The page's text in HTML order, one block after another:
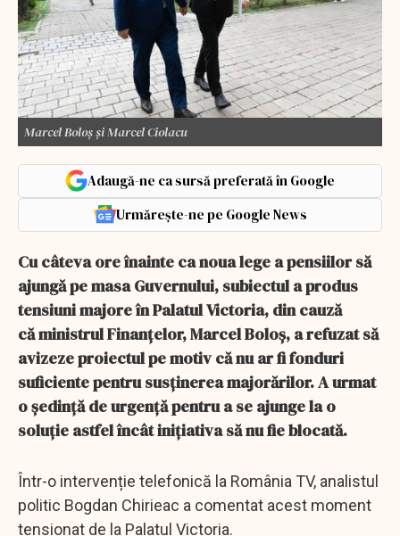
Marcel Boloș și Marcel Ciolacu
Adaugă-ne ca sursă preferată în Google
Urmărește-ne pe Google News
Cu câteva ore înainte ca noua lege a pensiilor să
ajungă pe masa Guvernului, subiectul a produs
tensiuni majore în Palatul Victoria, din cauză
că ministrul Finanţelor, Marcel Boloș, a refuzat să
avizeze proiectul pe motiv că nu ar fi fonduri
suficiente pentru susţinerea majorărilor. A urmat
o şedinţă de urgenţă pentru a se ajunge la o
soluţie astfel încât iniţiativa să nu fie blocată.
Într-o intervenție telefonică la România TV, analistul
politic Bogdan Chirieac a comentat acest moment
tensionat de la Palatul Victoria.